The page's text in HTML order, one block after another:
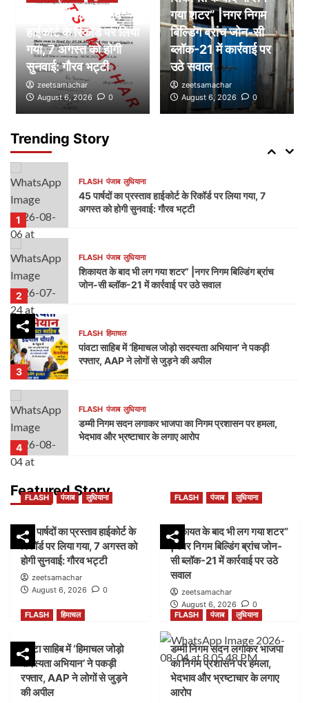
45 पार्षदों का प्रस्ताव
हाईकोर्ट के रिकॉर्ड पर लिया
गया, 7 अगस्त को होगी
सुनवाई: गौरव भट्टी
zeetsamachar
August 6, 2026
0
गया शटर” |नगर निगम
बिल्डिंग ब्रांच जोन-सी
ब्लॉक-21 में कार्रवाई पर
उठे सवाल
zeetsamachar
August 6, 2026
0
Trending Story
FLASH पंजाब लुधियाना
डम्मी निगम सदन लगाकर भाजपा का निगम प्रशासन पर हमला,
भेदभाव और भ्रष्टाचार के लगाए आरोप
5
FLASH लुधियाना
प्लॉटिंग पर गहराए सवाल
1
FLASH पंजाब लुधियाना
45 पार्षदों का प्रस्ताव हाईकोर्ट के रिकॉर्ड पर लिया गया, 7
अगस्त को होगी सुनवाई: गौरव भट्टी
2
FLASH पंजाब लुधियाना
शिकायत के बाद भी लग गया शटर” |नगर निगम बिल्डिंग ब्रांच
जोन-सी ब्लॉक-21 में कार्रवाई पर उठे सवाल
3
FLASH हिमाचल
पांवटा साहिब में ‘हिमाचल जोड़ो सदस्यता अभियान’ ने पकड़ी
रफ्तार, AAP ने लोगों से जुड़ने की अपील
4
FLASH पंजाब लुधियाना
डम्मी निगम सदन लगाकर भाजपा का निगम प्रशासन पर हमला,
भेदभाव और भ्रष्टाचार के लगाए आरोप
5
FLASH
नक्शा भी आया सामने” | ब्लॉक-37 में 2000 गज की कथित
FLASH पंजाब
45 पार्षदों का प्रस्ताव हाईकोर्ट के रिकॉर्ड पर लिया गया, 7
अगस्त को होगी सुनवाई: गौरव भट्टी
2
शिकायत के बाद भी लग गया शटर” |नगर निगम बिल्डिंग ब्रांच
जोन-सी ब्लॉक-21 में कार्रवाई पर उठे सवाल
Featured Story
FLASH पंजाब लुधियाना
45 पार्षदों का प्रस्ताव हाईकोर्ट के
रिकॉर्ड पर लिया गया, 7 अगस्त को
होगी सुनवाई: गौरव भट्टी
zeetsamachar
August 6, 2026
0
FLASH पंजाब लुधियाना
शिकायत के बाद भी लग गया शटर”
|नगर निगम बिल्डिंग ब्रांच जोन-
सी ब्लॉक-21 में कार्रवाई पर उठे
सवाल
zeetsamachar
August 6, 2026
0
FLASH
हिमाचल
पांवटा साहिब में ‘हिमाचल जोड़ो
सदस्यता अभियान’ ने पकड़ी
रफ्तार, AAP ने लोगों से जुड़ने
की अपील
FLASH पंजाब लुधियाना
डम्मी निगम सदन लगाकर भाजपा
का निगम प्रशासन पर हमला,
भेदभाव और भ्रष्टाचार के लगाए
आरोप